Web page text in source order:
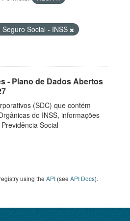
Social - INSS
- Plano de Dados Abertos
(SDC) que contém
do INSS, informações
Social
using the API (see API Docs).